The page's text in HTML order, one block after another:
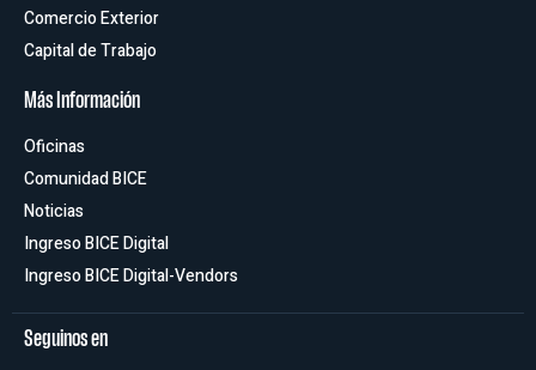
Comercio Exterior
Capital de Trabajo
Más Información
Oficinas
Comunidad BICE
Noticias
Ingreso BICE Digital
Ingreso BICE Digital-Vendors
Seguinos en